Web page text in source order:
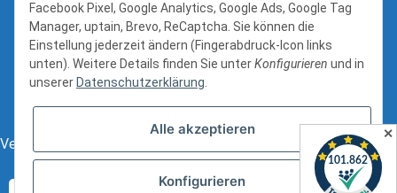
Versand:
Facebook Pixel, Google Analytics, Google Ads, Google Tag
Manager, uptain, Brevo, ReCaptcha. Sie können die
Einstellung jederzeit ändern (Fingerabdruck-Icon links
unten). Weitere Details finden Sie unterKonfigurieren und in
unserer Datenschutzerklärung.
Alle akzeptieren
Konfigurieren
✕